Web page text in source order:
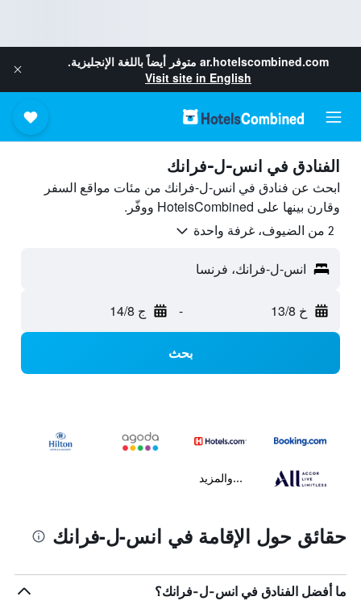
ar.hotelscombined.com متوفر أيضاً باللغة الإنجليزية.
Visit site in English
الفنادق في انس-ل-فرانك
ابحث عن فنادق في انس-ل-فرانك من مئات مواقع السفر
وقارن بينها على HotelsCombined ووفّر.
2 من الضيوف، غرفة واحدة
انس-ل-فرانك، فرنسا
خ 13/8 - ج 14/8
بحث
...والمزيد
حقائق حول الإقامة في انس-ل-فرانك
ما أفضل الفنادق في انس-ل-فرانك؟